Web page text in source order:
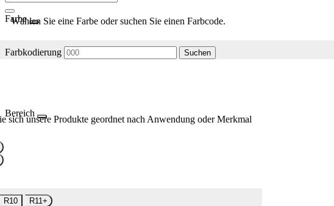
Farbe
Wählen Sie eine Farbe oder suchen Sie einen Farbcode.
Farbkodierung Suchen
Bereich
sich unsere Produkte geordnet nach Anwendung oder Merkmal
R10
R11+